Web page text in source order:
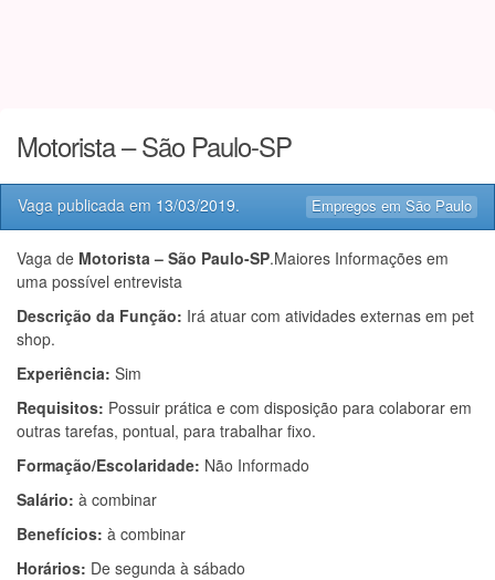
Motorista – São Paulo-SP
Empregos em São Paulo
Vaga publicada em 13/03/2019.
Vaga de Motorista – São Paulo-SP.Maiores Informações em
uma possível entrevista
Descrição da Função: Irá atuar com atividades externas em pet
shop.
Experiência: Sim
Requisitos: Possuir prática e com disposição para colaborar em
outras tarefas, pontual, para trabalhar fixo.
Formação/Escolaridade: Não Informado
Salário: à combinar
Benefícios: à combinar
Horários: De segunda à sábado